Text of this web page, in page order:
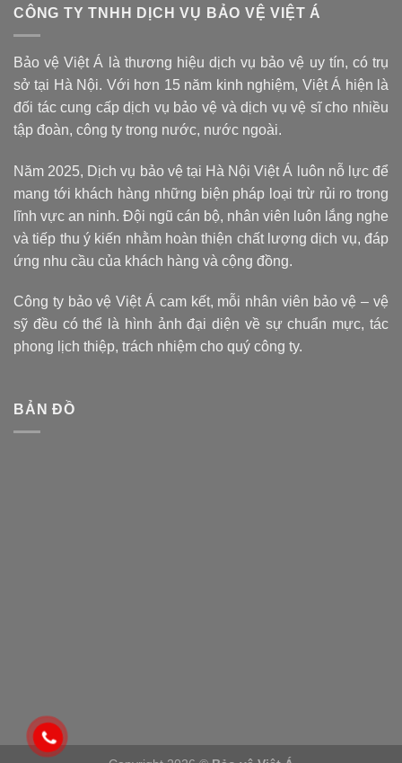
CÔNG TY TNHH DỊCH VỤ BẢO VỆ VIỆT Á
Bảo vệ Việt Á là thương hiệu dịch vụ bảo vệ uy tín, có trụ
sở tại Hà Nội. Với hơn 15 năm kinh nghiệm, Việt Á hiện là
đối tác cung cấp dịch vụ bảo vệ và dịch vụ vệ sĩ cho nhiều
tập đoàn, công ty trong nước, nước ngoài.
Năm 2025, Dịch vụ bảo vệ tại Hà Nội Việt Á luôn nỗ lực để
mang tới khách hàng những biện pháp loại trừ rủi ro trong
lĩnh vực an ninh. Đội ngũ cán bộ, nhân viên luôn lắng nghe
và tiếp thu ý kiến nhằm hoàn thiện chất lượng dịch vụ, đáp
ứng nhu cầu của khách hàng và cộng đồng.
Công ty bảo vệ Việt Á cam kết, mỗi nhân viên bảo vệ – vệ
sỹ đều có thể là hình ảnh đại diện về sự chuẩn mực, tác
phong lịch thiệp, trách nhiệm cho quý công ty.
BẢN ĐỒ